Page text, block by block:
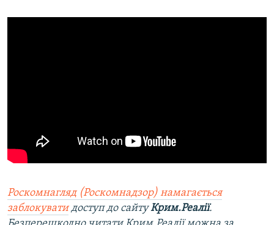
Роскомнагляд (Роскомнадзор) намагається
заблокуватидоступ до сайтуКрим.Реалії.